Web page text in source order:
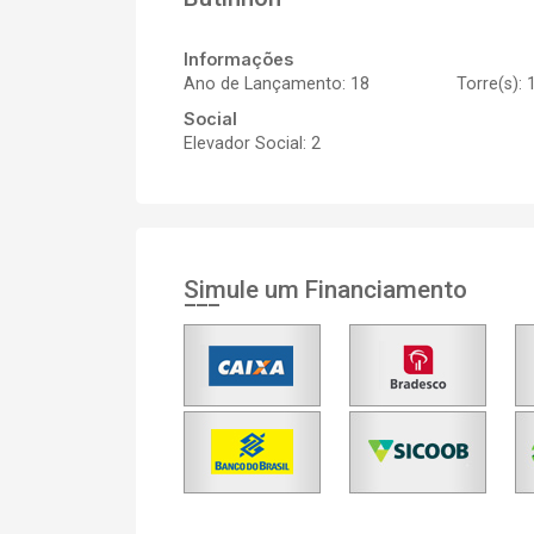
Informações
Ano de Lançamento: 18
Torre(s):
Social
Elevador Social: 2
Simule um Financiamento